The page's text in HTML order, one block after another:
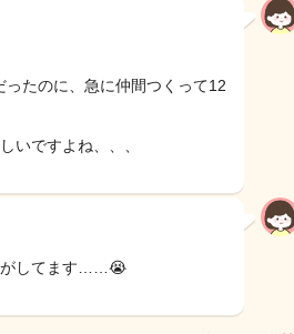
たのに、急に仲間つくって12
いですよね、、、
がしてます……😭